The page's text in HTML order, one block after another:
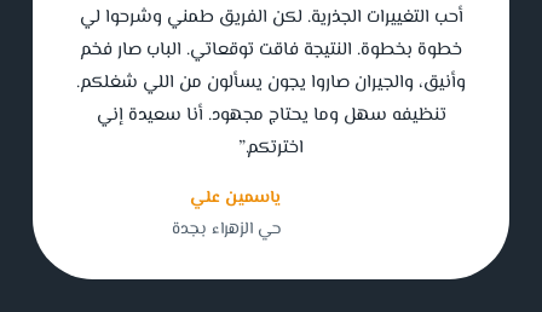
أحب التغييرات الجذرية. لكن الفريق طمني وشرحوا لي
خطوة بخطوة. النتيجة فاقت توقعاتي. الباب صار فخم
وأنيق، والجيران صاروا يجون يسألون من اللي شغلكم.
تنظيفه سهل وما يحتاج مجهود. أنا سعيدة إني
اخترتكم.”
ياسمين علي
حي الزهراء بجدة